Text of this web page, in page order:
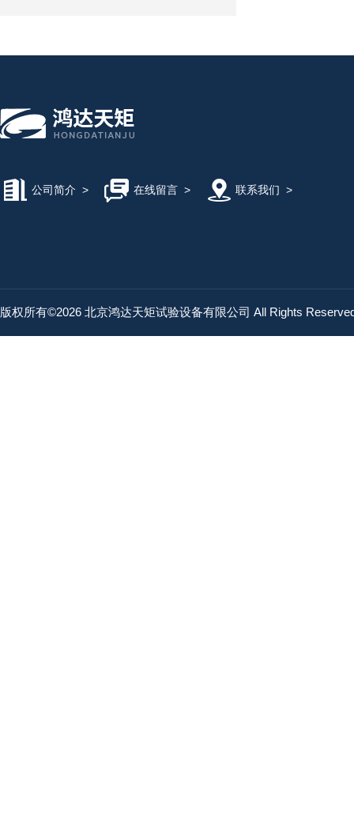
公司简介 > 在线留言> 联系我们 >
版权所有©2026 北京鸿达天矩试验设备有限公司 All Rights